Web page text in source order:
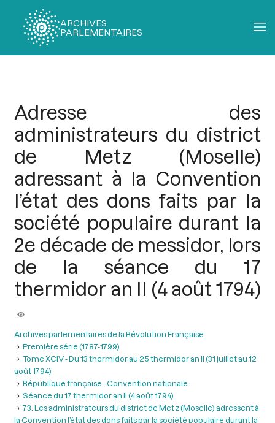
ARCHIVES
PARLEMENTAIRES
Adresse des
administrateurs du district
de Metz (Moselle)
adressant à la Convention
l’état des dons faits par la
société populaire durant la
2e décade de messidor, lors
de la séance du 17
thermidor an II (4 août 1794)
Archives parlementaires de la Révolution Française
Première série (1787-1799)
Tome XCIV - Du 13 thermidor au 25 thermidor an II (31 juillet au 12
août 1794)
République française - Convention nationale
Séance du 17 thermidor an II (4 août 1794)
73. Les administrateurs du district de Metz (Moselle) adressent à
la Convention l’état des dons faits par la société populaire durant la